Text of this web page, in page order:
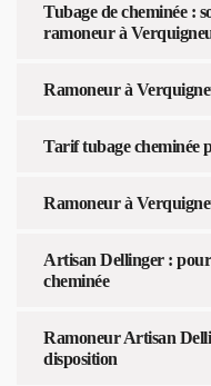
Tubage de cheminée :
ramoneur à
Ramoneur à
Tarif tubage cheminée
Ramoneur à
Artisan Dellinger :
cheminée
Ramoneur Artisan
disposition